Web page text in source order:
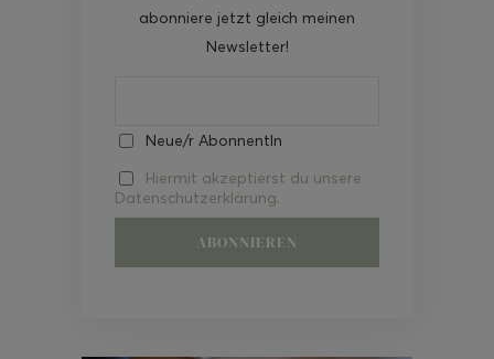
abonniere jetzt gleich meinen
Newsletter!
Neue/r AbonnentIn
Hiermit akzeptierst du unsere
Datenschutzerklärung.